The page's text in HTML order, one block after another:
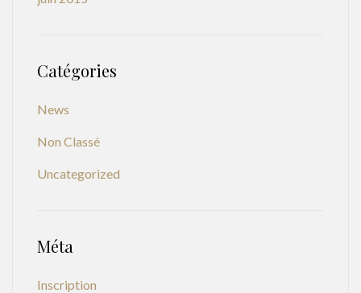
Catégories
News
Non Classé
Uncategorized
Méta
Inscription